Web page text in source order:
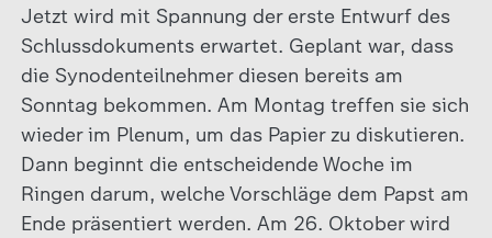
Jetzt wird mit Spannung der erste Entwurf des
Schlussdokuments erwartet. Geplant war, dass
die Synodenteilnehmer diesen bereits am
Sonntag bekommen. Am Montag treffen sie sich
wieder im Plenum, um das Papier zu diskutieren.
Dann beginnt die entscheidende Woche im
Ringen darum, welche Vorschläge dem Papst am
Ende präsentiert werden. Am 26. Oktober wird